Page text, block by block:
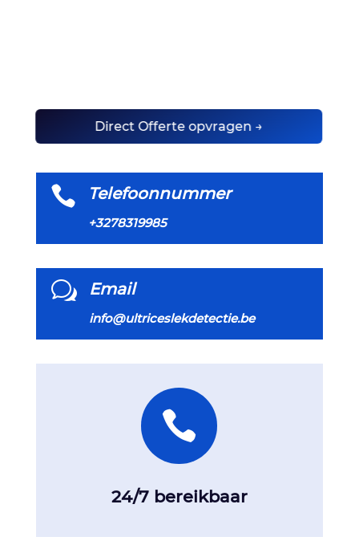
Direct Offerte opvragen →
 Telefoonnummer
+3278319985
w Email
info@ultriceslekdetectie.be

24/7 bereikbaar